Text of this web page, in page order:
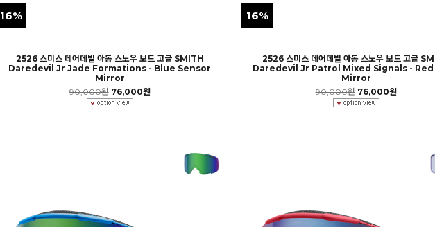
16%
2526 스미스 데어데빌 아동 스노우 보드 고글 SMITH
Daredevil Jr Jade Formations - Blue Sensor
Mirror
90,000원 76,000원
16%
2526 스미스 데어데빌 아동 스노우 보드 고글
Daredevil Jr Patrol Mixed Signals - Red
Mirror
90,000원 76,000원